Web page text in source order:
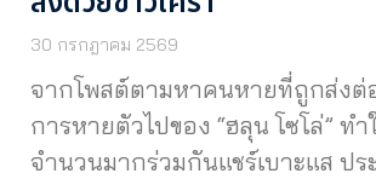
30 กรกฎาคม 2569
จากโพสต์ตามหาคนหายที่ถูกส่งต่อ
การหายตัวไปของ “ฮลุน โซโล่” ท
จำนวนมากร่วมกันแชร์เบาะแส ปร